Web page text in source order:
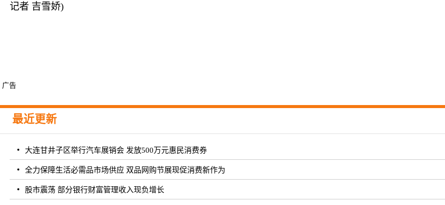
记者 吉雪娇)
广告
最近更新
大连甘井子区举行汽车展销会 发放500万元惠民消费券
全力保障生活必需品市场供应 双品网购节展现促消费新作为
股市震荡 部分银行财富管理收入现负增长